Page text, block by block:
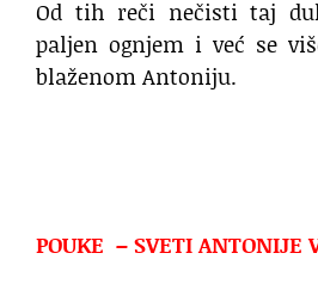
Od tih reči nečisti taj
paljen ognjem i već se
blaženom Antoniju.
POUKE – SVETI ANTONIJE